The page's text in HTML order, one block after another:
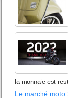
la monnaie est
Le marché moto